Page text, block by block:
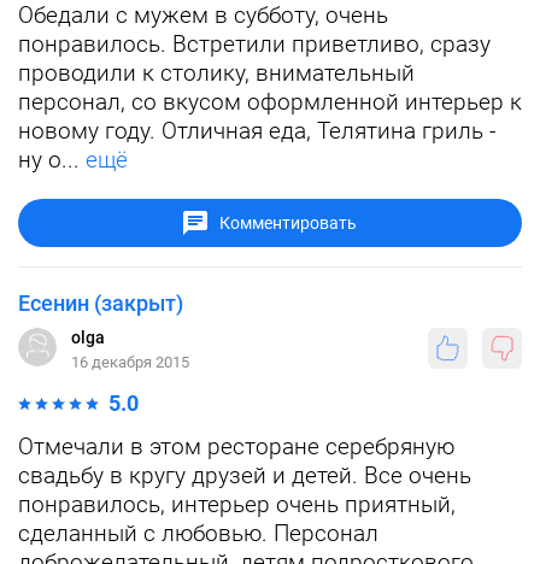
Обедали с мужем в субботу, очень
понравилось. Встретили приветливо, сразу
проводили к столику, внимательный
персонал, со вкусом оформленной интерьер к
новому году. Отличная еда, Телятина гриль -
ну о... ещё
Комментировать
Есенин (закрыт)
olga
16 декабря 2015
5.0
Отмечали в этом ресторане серебряную
свадьбу в кругу друзей и детей. Все очень
понравилось, интерьер очень приятный,
сделанный с любовью. Персонал